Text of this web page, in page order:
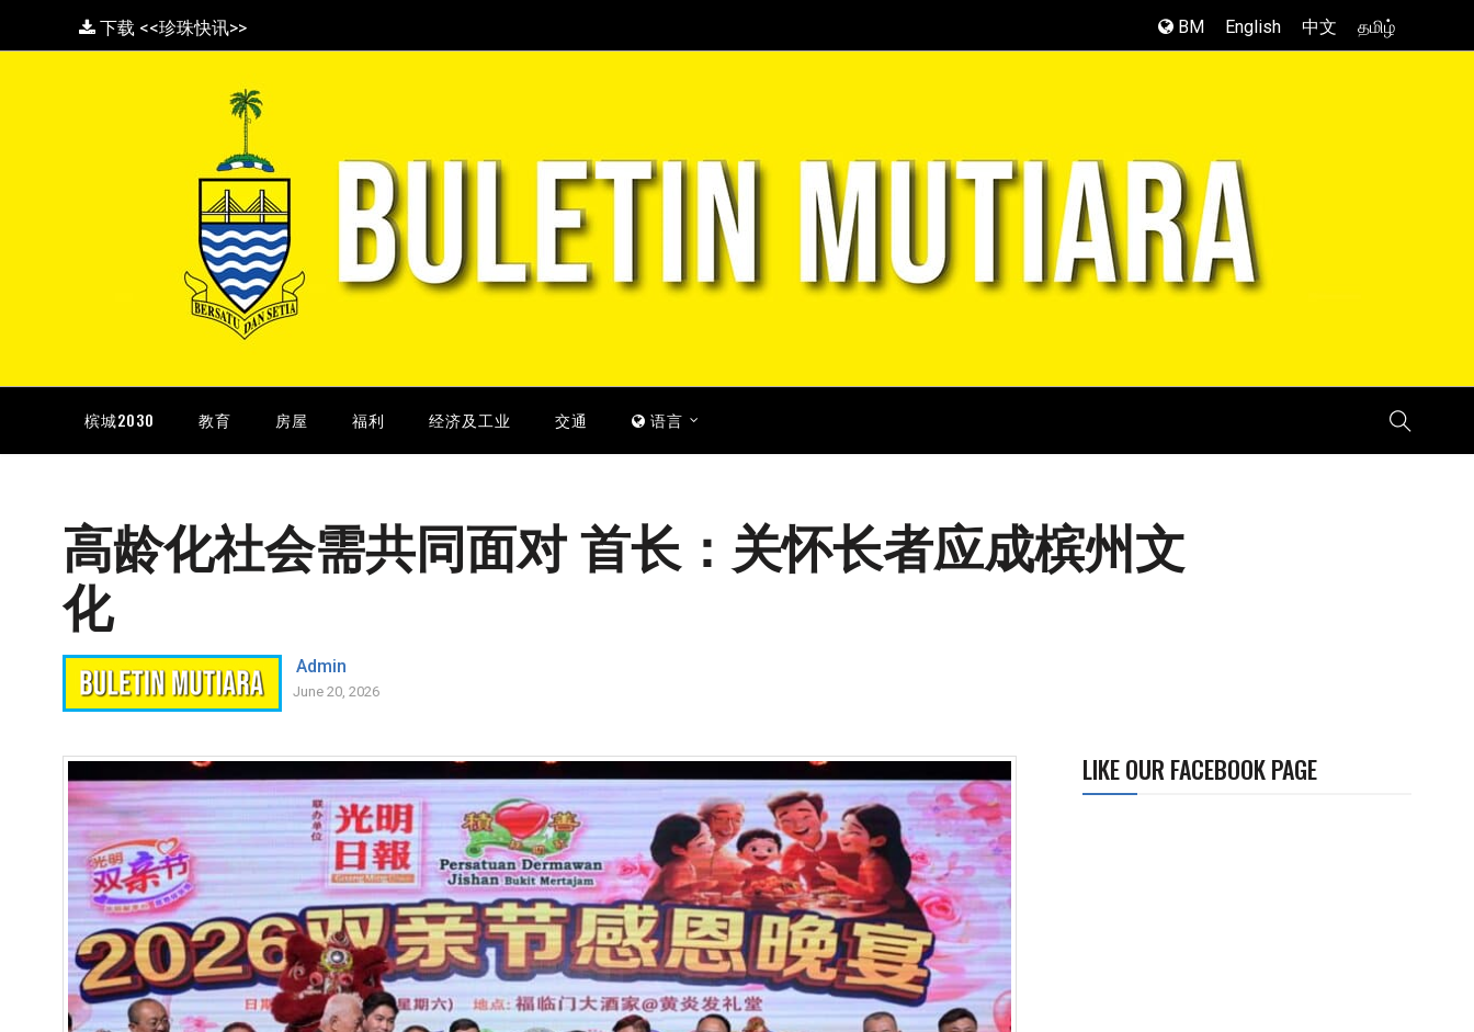
下载 <<珍珠快讯>> BM English 中文 தமிழ்
槟城2030 教育 房屋 福利 经济及工业 交通 语言
高龄化社会需共同面对 首长：关怀长者应成槟州文
化
Admin
June 20, 2026
LIKE OUR FACEBOOK PAGE